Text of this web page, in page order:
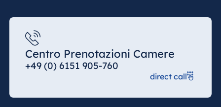
Centro Prenotazioni Camere
+49 (0) 6151 905-760
direct call